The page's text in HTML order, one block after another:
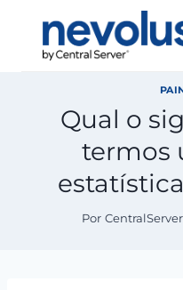
Qual o
termos
Por